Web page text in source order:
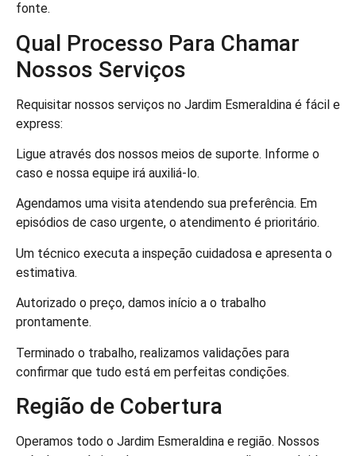
fonte.
Qual Processo Para Chamar
Nossos Serviços
Requisitar nossos serviços no Jardim Esmeraldina é fácil e
express:
Ligue através dos nossos meios de suporte. Informe o
caso e nossa equipe irá auxiliá-lo.
Agendamos uma visita atendendo sua preferência. Em
episódios de caso urgente, o atendimento é prioritário.
Um técnico executa a inspeção cuidadosa e apresenta o
estimativa.
Autorizado o preço, damos início a o trabalho
prontamente.
Terminado o trabalho, realizamos validações para
confirmar que tudo está em perfeitas condições.
Região de Cobertura
Operamos todo o Jardim Esmeraldina e região. Nossos